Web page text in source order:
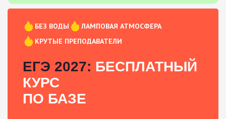
БЕЗ ВОДЫ
ЛАМПОВАЯ АТМОСФЕРА
КРУТЫЕ ПРЕПОДАВАТЕЛИ
ЕГЭ 2027: БЕСПЛАТНЫЙ
КУРС
ПО БАЗЕ